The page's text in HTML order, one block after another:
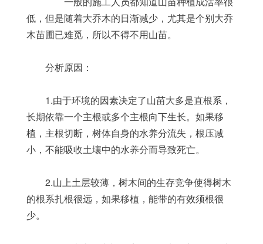
低，但是随着大乔木的日渐减少，尤其是个别大乔
木苗圃已难觅，所以不得不用山苗。
	分析原因：
长期依靠一个主根或多个主根向下生长。如果移
植，主根切断，树体自身的水养分流失，根压减
小，不能吸收土壤中的水养分而导致死亡。
的根系扎根很远，如果移植，能带的有效须根很
少。